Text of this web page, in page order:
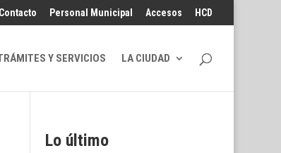
Contacto Personal Municipal Accesos HCD
Y SERVICIOS LA CIUDAD
Lo último